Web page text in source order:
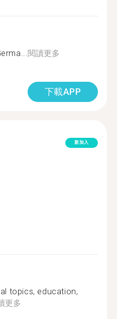
閱讀更多
下載APP
新加入
topics, education,
更多